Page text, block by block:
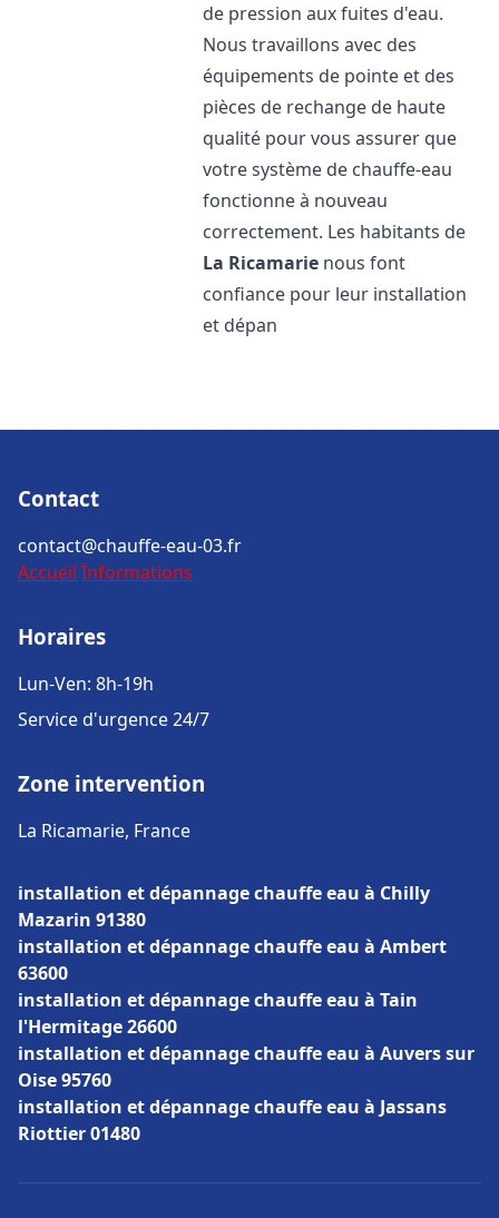
de pression aux fuites d'eau.
Nous travaillons avec des
équipements de pointe et des
pièces de rechange de haute
qualité pour vous assurer que
votre système de chauffe-eau
fonctionne à nouveau
correctement. Les habitants de
La Ricamarie nous font
confiance pour leur installation
et dépan
Contact
contact@chauffe-eau-03.fr
Accueil Informations
Horaires
Lun-Ven: 8h-19h
Service d'urgence 24/7
Zone intervention
La Ricamarie, France
installation et dépannage chauffe eau à Chilly
Mazarin 91380
installation et dépannage chauffe eau à Ambert
63600
installation et dépannage chauffe eau à Tain
l'Hermitage 26600
installation et dépannage chauffe eau à Auvers sur
Oise 95760
installation et dépannage chauffe eau à Jassans
Riottier 01480